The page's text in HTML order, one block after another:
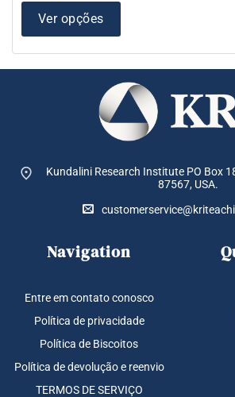
Ver opções
Kundalini Research Institute PO Box
87567, USA.
Navigation
Entre em contato conosco
Política de privacidade
Política de Biscoitos
Política de devolução e reenvio
TERMOS DE SERVIÇO